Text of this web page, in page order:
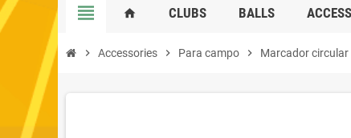
view_headline home CLUBS BALLS
chevron_right Accessories chevron_right Para campo chevron_right Marcador circular